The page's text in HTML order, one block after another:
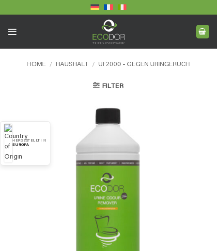
to
HOME / HAUSHALT / UF2000 - GEGEN URINGERUCH
FILTER
HERGESTELLT IN
EUROPA